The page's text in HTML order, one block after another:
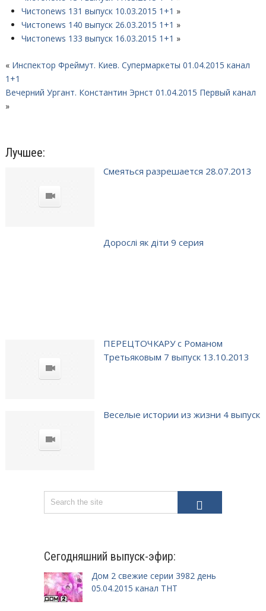
Чистоnews 131 выпуск 10.03.2015 1+1 »
Чистоnews 140 выпуск 26.03.2015 1+1 »
Чистоnews 133 выпуск 16.03.2015 1+1 »
« Инспектор Фреймут. Киев. Супермаркеты 01.04.2015 канал
1+1
Вечерний Ургант. Константин Эрнст 01.04.2015 Первый канал
»
Лучшее:
Смеяться разрешается 28.07.2013
Дорослі як діти 9 серия
ПЕРЕЦТОЧКАРУ с Романом
Третьяковым 7 выпуск 13.10.2013
Веселые истории из жизни 4 выпуск
Сегодняшний выпуск-эфир:
Дом 2 свежие серии 3982 день
05.04.2015 канал ТНТ